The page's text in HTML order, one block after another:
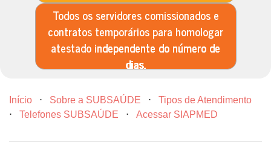
Todos os servidores comissionados e
contratos temporários para homologar
atestado independente do número de
dias.
Início ⋅ Sobre a SUBSAÚDE ⋅
Tipos de Atendimento
⋅
Telefones SUBSAÚDE ⋅ Acessar SIAPMED